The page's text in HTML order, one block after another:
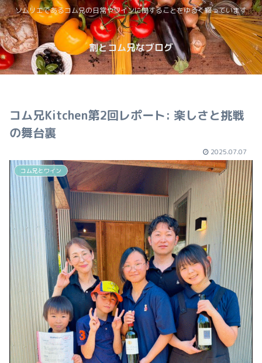
ソムリエであるコム兄の日常やワインに関することをゆるく綴っています
割とコム兄なブログ
コム兄Kitchen第2回レポート: 楽しさと挑戦
の舞台裏
2025.07.07
コム兄とワイン